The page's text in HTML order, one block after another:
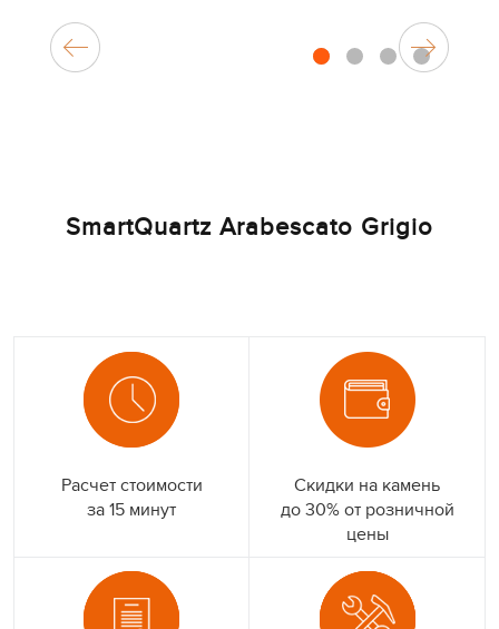
1 2 3 4
SmartQuartz Arabescato Grigio
Расчет стоимости
за 15 минут
Скидки на камень
до 30% от розничной
цены